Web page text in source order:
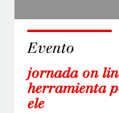
Evento
jornada on
herramienta
ele